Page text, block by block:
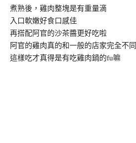
煮熟後，雞肉整塊是有重量滴
入口軟嫩好食口感佳
再搭配阿官的沙茶醬更好吃啦
阿官的雞肉真的和一般的店家完全不同
這樣吃才真得是有吃雞肉鍋的fu嘛